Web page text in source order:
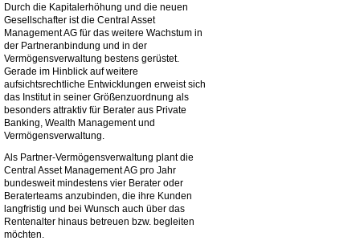
Durch die Kapitalerhöhung und die neuen
Gesellschafter ist die Central Asset
Management AG für das weitere Wachstum in
der Partneranbindung und in der
Vermögensverwaltung bestens gerüstet.
Gerade im Hinblick auf weitere
aufsichtsrechtliche Entwicklungen erweist sich
das Institut in seiner Größenzuordnung als
besonders attraktiv für Berater aus Private
Banking, Wealth Management und
Vermögensverwaltung.
Als Partner-Vermögensverwaltung plant die
Central Asset Management AG pro Jahr
bundesweit mindestens vier Berater oder
Beraterteams anzubinden, die ihre Kunden
langfristig und bei Wunsch auch über das
Rentenalter hinaus betreuen bzw. begleiten
möchten.